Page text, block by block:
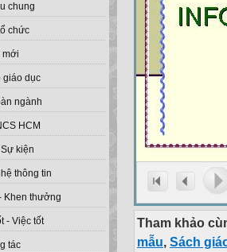
chung
chức
mới
giáo dục
ngành
HCM
kiện
thông tin
Khen thưởng
- Việc tốt
tác
Tham khảo
mẫu, Sách